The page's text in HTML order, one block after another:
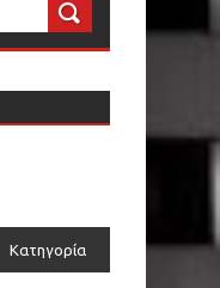
Κατηγορία